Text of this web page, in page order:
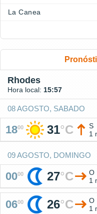
La Canea
Rhodes
Hora local: 15:57
08 AGOSTO, SABADO
1800 31°C
S
1
09 AGOSTO, DOMINGO
0000 27°C
O
1
0600 26°C
O
1